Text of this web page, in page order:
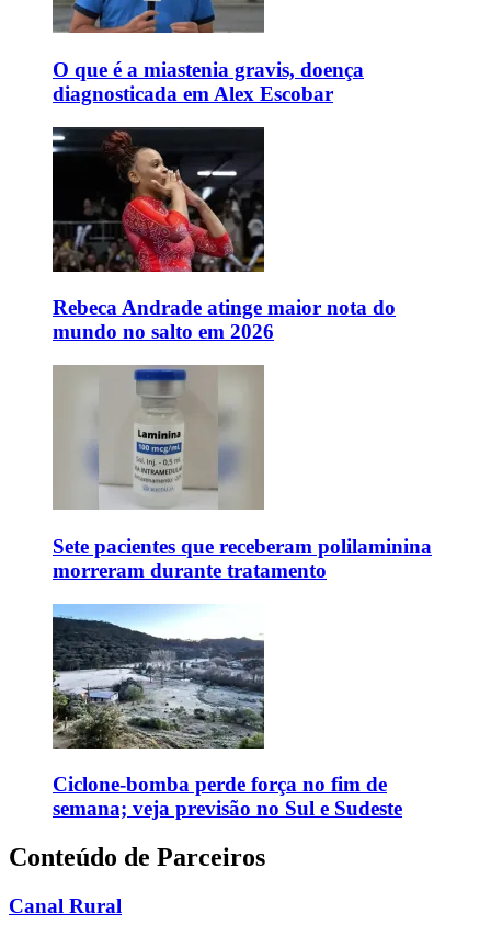
O que é a miastenia gravis, doença
diagnosticada em Alex Escobar
Rebeca Andrade atinge maior nota do
mundo no salto em 2026
Sete pacientes que receberam polilaminina
morreram durante tratamento
Ciclone-bomba perde força no fim de
semana; veja previsão no Sul e Sudeste
Conteúdo de Parceiros
Canal Rural